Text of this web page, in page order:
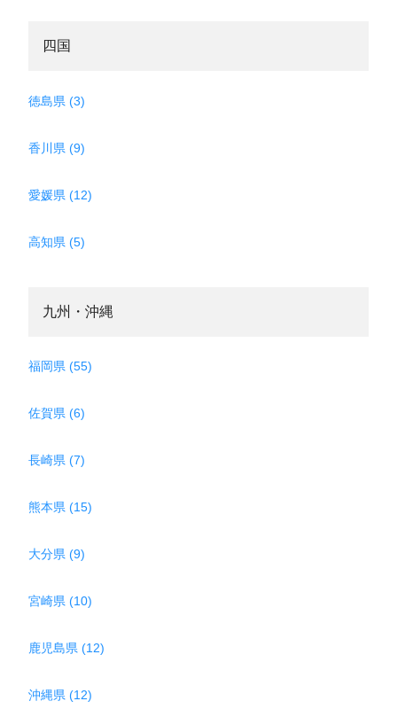
四国
徳島県 (3)
香川県 (9)
愛媛県 (12)
高知県 (5)
九州・沖縄
福岡県 (55)
佐賀県 (6)
長崎県 (7)
熊本県 (15)
大分県 (9)
宮崎県 (10)
鹿児島県 (12)
沖縄県 (12)